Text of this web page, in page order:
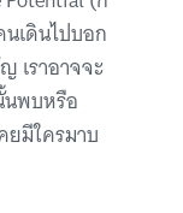
เดินไปบอก
เราอาจจะ
นพบหรือ
ยมีใครมาบ